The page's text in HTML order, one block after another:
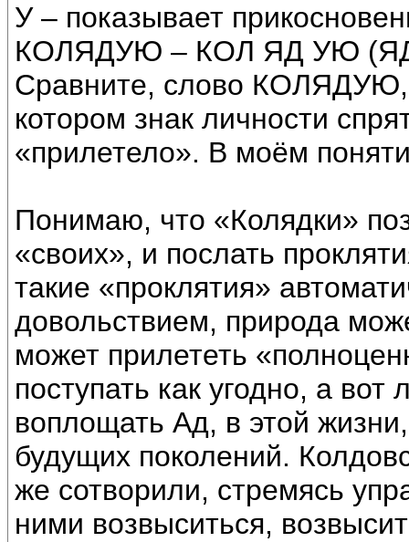
У – показывает
КОЛЯДУЮ – КОЛ ЯД УЮ (ЯД
Сравните, слово
котором знак личности
«прилетело». В моём
Понимаю, что «Колядки»
«своих», и послать
такие «проклятия»
довольствием, природа
может прилететь
поступать как угодно, а
воплощать Ад, в этой
будущих поколений.
же сотворили, стремясь
ними возвыситься,